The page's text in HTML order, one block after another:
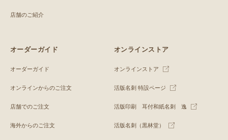
店舗のご紹介
オーダーガイド
オーダーガイド
オンラインからのご注文
店舗でのご注文
海外からのご注文
オンラインストア
オンラインストア
活版名刺 特設ページ
活版印刷 耳付和紙名刺 逸
活版名刺（黒林堂）